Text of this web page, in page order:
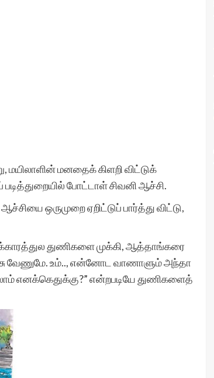
மயிலாளின் மனதைக் கிளறி விட்டுக்
போட்டாள் சிவனி ஆச்சி.
ஒருமுறை ஏறிட்டுப் பார்த்து விட்டு,
துணிகளை முக்கி, ஆத்தாங்கரை
வேணுமே. உம்.., என்னோட வாணாளும் அந்தா
எனக்கெதுக்கு?” என்றபடியே துணிகளைத்